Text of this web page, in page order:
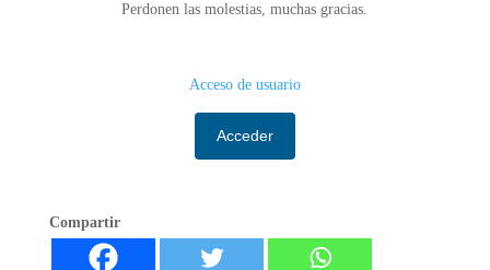
Perdonen las molestias, muchas gracias.
Acceso de usuario
Acceder
Compartir